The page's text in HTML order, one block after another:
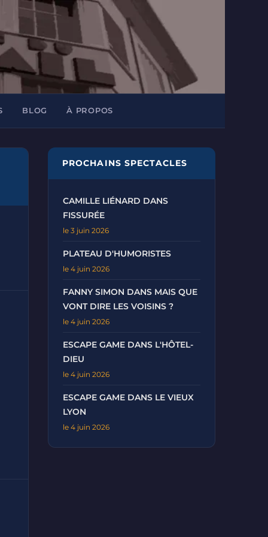
BLOG À PROPOS
PROCHAINS SPECTACLES
CAMILLE LIÉNARD DANS
FISSURÉE
le 3 juin 2026
PLATEAU D'HUMORISTES
le 4 juin 2026
FANNY SIMON DANS MAIS QUE
VONT DIRE LES VOISINS ?
le 4 juin 2026
ESCAPE GAME DANS L'HÔTEL-
DIEU
le 4 juin 2026
ESCAPE GAME DANS LE VIEUX
LYON
le 4 juin 2026